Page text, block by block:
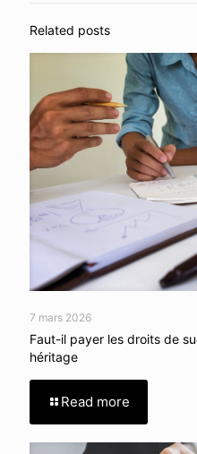
Related posts
7 mars 2026
Faut-il payer les droits de
héritage
Read more